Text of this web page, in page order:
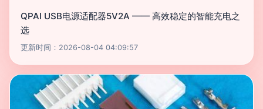
QPAI USB电源适配器5V2A —— 高效稳定的智能充电之
选
更新时间：2026-08-04 04:09:57